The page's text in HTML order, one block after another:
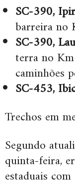
SC-390,
barreira no
SC-390,
terra no
caminhões
SC-453,
Trechos em
Segundo
quinta-feira,
estaduais